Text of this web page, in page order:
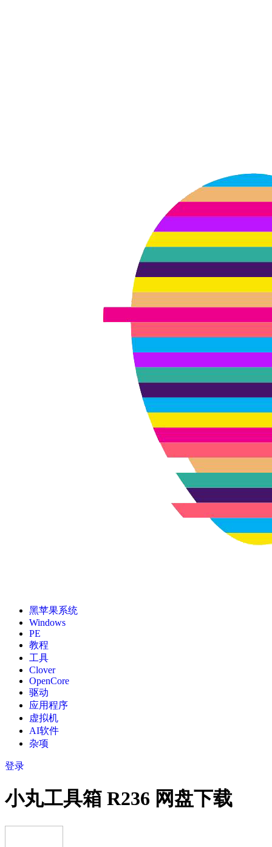
黑苹果系统
Windows
PE
教程
工具
Clover
OpenCore
驱动
应用程序
虚拟机
AI软件
杂项
登录
小丸工具箱 R236 网盘下载